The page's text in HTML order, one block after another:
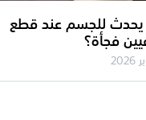
يحدث للجسم عند قطع
فجأة؟